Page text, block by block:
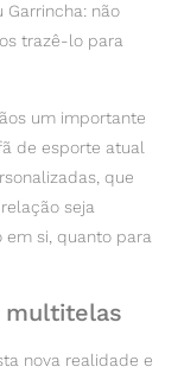
não
trazê-lo para
um importante
de esporte atual
que
seja
em si, quanto para
multitelas
nova realidade e